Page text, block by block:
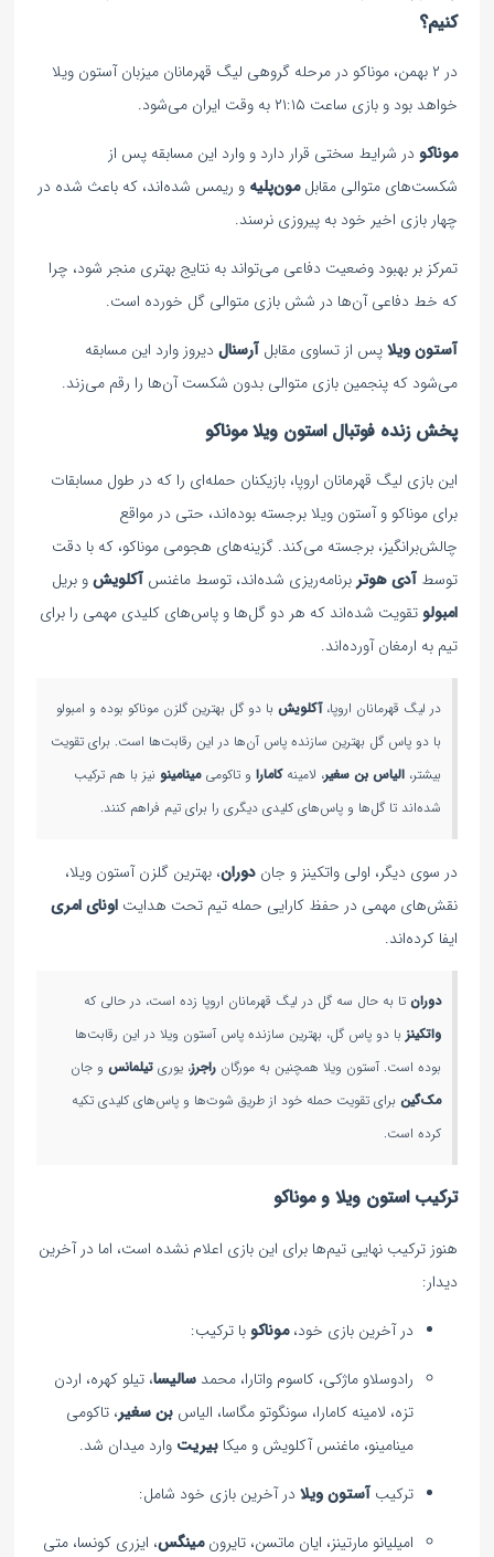
کنیم؟
در ۲ بهمن، موناکو در مرحله گروهی لیگ قهرمانان میزبان آستون ویلا
خواهد بود و بازی ساعت ۲۱:۱۵ به وقت ایران می‌شود.
موناکو در شرایط سختی قرار دارد و وارد این مسابقه پس از
شکست‌های متوالی مقابلمون‌پلیه و ریمس شده‌اند، که باعث شده در
چهار بازی اخیر خود به پیروزی نرسند.
تمرکز بر بهبود وضعیت دفاعی می‌تواند به نتایج بهتری منجر شود، چرا
که خط دفاعی آن‌ها در شش بازی متوالی گل خورده است.
آستون ویلاپس از تساوی مقابلآرسنال دیروز وارد این مسابقه
می‌شود که پنجمین بازی متوالی بدون شکست آن‌ها را رقم می‌زند.
پخش زنده فوتبال استون ویلا موناکو
این بازی لیگ قهرمانان اروپا، بازیکنان حمله‌ای را که در طول مسابقات
برای موناکو و آستون ویلا برجسته بوده‌اند، حتی در مواقع
چالش‌برانگیز، برجسته می‌کند. گزینه‌های هجومی موناکو، که با دقت
توسطآدی هوتر برنامه‌ریزی شده‌اند، توسط ماغنسآکلویشو بریل
امبولو تقویت شده‌اند که هر دو گل‌ها و پاس‌های کلیدی مهمی را برای
تیم به ارمغان آورده‌اند.
در لیگ قهرمانان اروپا،آکلویش با دو گل بهترین گلزن موناکو بوده و امبولو
با دو پاس گل بهترین سازنده پاس آن‌ها در این رقابت‌ها است. برای تقویت
بیشتر،الیاس بن سغیر، لامینهکامارا و تاکومیمینامینو نیز با هم ترکیب
شده‌اند تا گل‌ها و پاس‌های کلیدی دیگری را برای تیم فراهم کنند.
در سوی دیگر، اولی واتکینز و جاندوران، بهترین گلزن آستون ویلا،
نقش‌های مهمی در حفظ کارایی حمله تیم تحت هدایتاونای امری
ایفا کرده‌اند.
دوران تا به حال سه گل در لیگ قهرمانان اروپا زده است، در حالی که
واتکینز با دو پاس گل، بهترین سازنده پاس آستون ویلا در این رقابت‌ها
بوده است. آستون ویلا همچنین به مورگانراجرز، یوریتیلمانس و جان
مک‌گین برای تقویت حمله خود از طریق شوت‌ها و پاس‌های کلیدی تکیه
کرده است.
ترکیب‌ استون ویلا و موناکو
هنوز ترکیب نهایی تیم‌ها برای این بازی اعلام نشده است، اما در آخرین
دیدار:
در آخرین بازی خود،موناکو با ترکیب:
رادوسلاو ماژکی، کاسوم واتارا، محمدسالیسا، تیلو کهره، اردن
تزه، لامینه کامارا، سونگوتو مگاسا، الیاسبن سغیر، تاکومی
مینامینو، ماغنس آکلویش و میکابیریت وارد میدان شد.
ترکیبآستون ویلا در آخرین بازی خود شامل:
امیلیانو مارتینز، ایان ماتسن، تایرونمینگس، ایزری کونسا، متی